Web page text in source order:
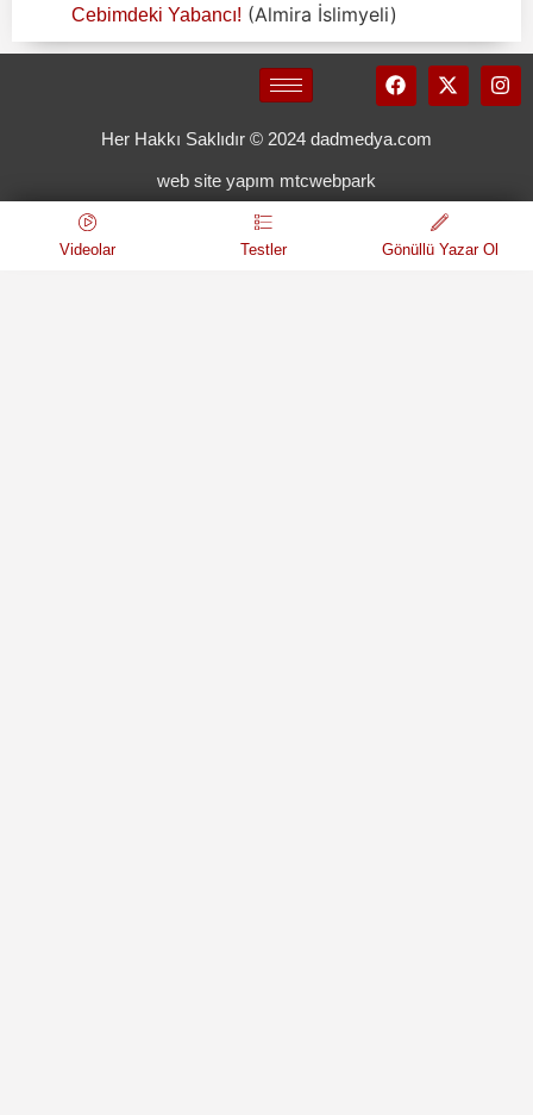
Cebimdeki Yabancı! (Almira İslimyeli)
Her Hakkı Saklıdır © 2024 dadmedya.com
web site yapım mtcwebpark
Videolar Testler Gönüllü Yazar Ol